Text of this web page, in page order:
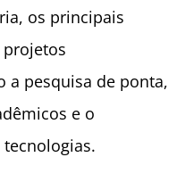
os principais
a pesquisa de ponta,
e o